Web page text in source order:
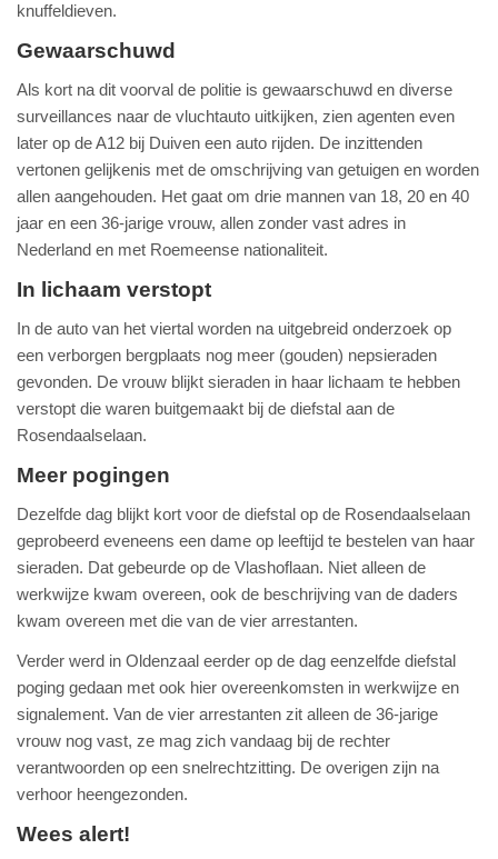
knuffeldieven.
Gewaarschuwd
Als kort na dit voorval de politie is gewaarschuwd en diverse
surveillances naar de vluchtauto uitkijken, zien agenten even
later op de A12 bij Duiven een auto rijden. De inzittenden
vertonen gelijkenis met de omschrijving van getuigen en worden
allen aangehouden. Het gaat om drie mannen van 18, 20 en 40
jaar en een 36-jarige vrouw, allen zonder vast adres in
Nederland en met Roemeense nationaliteit.
In lichaam verstopt
In de auto van het viertal worden na uitgebreid onderzoek op
een verborgen bergplaats nog meer (gouden) nepsieraden
gevonden. De vrouw blijkt sieraden in haar lichaam te hebben
verstopt die waren buitgemaakt bij de diefstal aan de
Rosendaalselaan.
Meer pogingen
Dezelfde dag blijkt kort voor de diefstal op de Rosendaalselaan
geprobeerd eveneens een dame op leeftijd te bestelen van haar
sieraden. Dat gebeurde op de Vlashoflaan. Niet alleen de
werkwijze kwam overeen, ook de beschrijving van de daders
kwam overeen met die van de vier arrestanten.
Verder werd in Oldenzaal eerder op de dag eenzelfde diefstal
poging gedaan met ook hier overeenkomsten in werkwijze en
signalement. Van de vier arrestanten zit alleen de 36-jarige
vrouw nog vast, ze mag zich vandaag bij de rechter
verantwoorden op een snelrechtzitting. De overigen zijn na
verhoor heengezonden.
Wees alert!